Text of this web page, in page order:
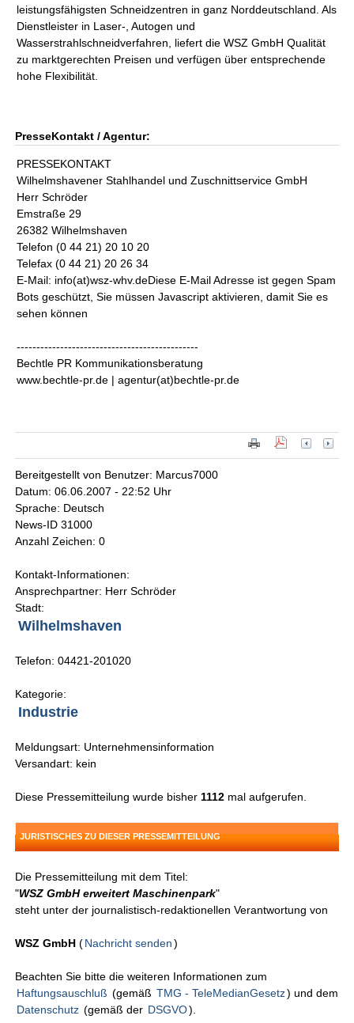
leistungsfähigsten Schneidzentren in ganz Norddeutschland. Als
Dienstleister in Laser-, Autogen und
Wasserstrahlschneidverfahren, liefert die WSZ GmbH Qualität
zu marktgerechten Preisen und verfügen über entsprechende
hohe Flexibilität.
PresseKontakt / Agentur:
PRESSEKONTAKT
Wilhelmshavener Stahlhandel und Zuschnittservice GmbH
Herr Schröder
Emstraße 29
26382 Wilhelmshaven
Telefon (0 44 21) 20 10 20
Telefax (0 44 21) 20 26 34
E-Mail: info(at)wsz-whv.deDiese E-Mail Adresse ist gegen Spam
Bots geschützt, Sie müssen Javascript aktivieren, damit Sie es
sehen können
----------------------------------------------
Bechtle PR Kommunikationsberatung
www.bechtle-pr.de | agentur(at)bechtle-pr.de
Bereitgestellt von Benutzer: Marcus7000
Datum: 06.06.2007 - 22:52 Uhr
Sprache: Deutsch
News-ID 31000
Anzahl Zeichen: 0
Kontakt-Informationen:
Ansprechpartner: Herr Schröder
Stadt:
Wilhelmshaven
Telefon: 04421-201020
Kategorie:
Industrie
Meldungsart: Unternehmensinformation
Versandart: kein
Diese Pressemitteilung wurde bisher 1112 mal aufgerufen.
JURISTISCHES ZU DIESER PRESSEMITTEILUNG
Die Pressemitteilung mit dem Titel:
"WSZ GmbH erweitert Maschinenpark"
steht unter der journalistisch-redaktionellen Verantwortung von
WSZ GmbH (Nachricht senden )
Beachten Sie bitte die weiteren Informationen zum
Haftungsauschluß (gemäß TMG - TeleMedianGesetz) und dem
Datenschutz (gemäß der DSGVO).